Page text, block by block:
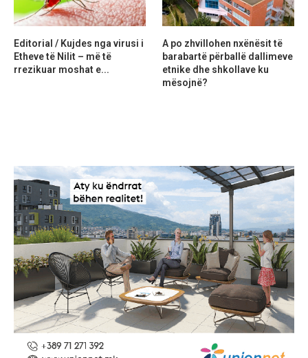
Editorial / Kujdes nga virusi i
Etheve të Nilit – më të
rrezikuar moshat e...
A po zhvillohen nxënësit të
barabartë përballë dallimeve
etnike dhe shkollave ku
mësojnë?